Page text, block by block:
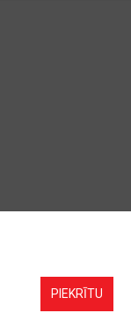
Iesiešana,
PIEKRĪTU